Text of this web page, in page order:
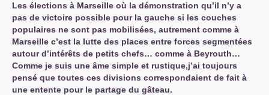
Les élections à Marseille où la démonstration qu’il n’y a
pas de victoire possible pour la gauche si les couches
populaires ne sont pas mobilisées, autrement comme à
Marseille c’est la lutte des places entre forces segmentées
autour d’intérêts de petits chefs… comme à Beyrouth…
Comme je suis une âme simple et rustique,j’ai toujours
pensé que toutes ces divisions correspondaient de fait à
une entente pour le partage du gâteau.